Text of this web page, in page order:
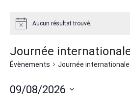
Aucun résultat trouvé.
Journée
Évènements Journée
09/08/2026